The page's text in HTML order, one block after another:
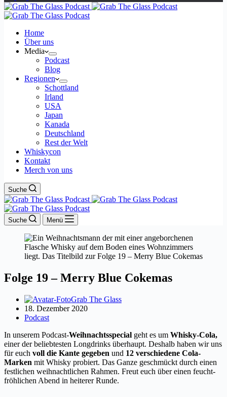
Home
Über uns
Media
Podcast
Blog
Regionen
Schottland
Irland
USA
Japan
Kanada
Deutschland
Rest der Welt
Whiskycon
Kontakt
Merch von uns
Suche
Suche Menü
Folge 19 – Merry Blue Cokemas
Grab The Glass
18. Dezember 2020
Podcast
In unserem Podcast-Weihnachtsspecial geht es um Whisky-Cola,
einer der beliebtesten Longdrinks überhaupt. Deshalb haben wir uns
für euch voll die Kante gegeben und 12 verschiedene Cola-
Marken mit Whisky probiert. Das Ganze geschmückt durch einen
festlichen weihnachtlichen Rahmen. Freut euch über einen feucht-
fröhlichen Abend in heiterer Runde.